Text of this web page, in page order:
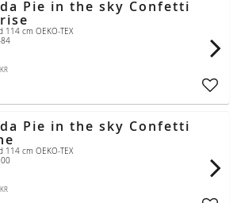
Pie in the sky Confetti
114 cm OEKO-TEX
KR
Pie in the sky Confetti
114 cm OEKO-TEX
KR